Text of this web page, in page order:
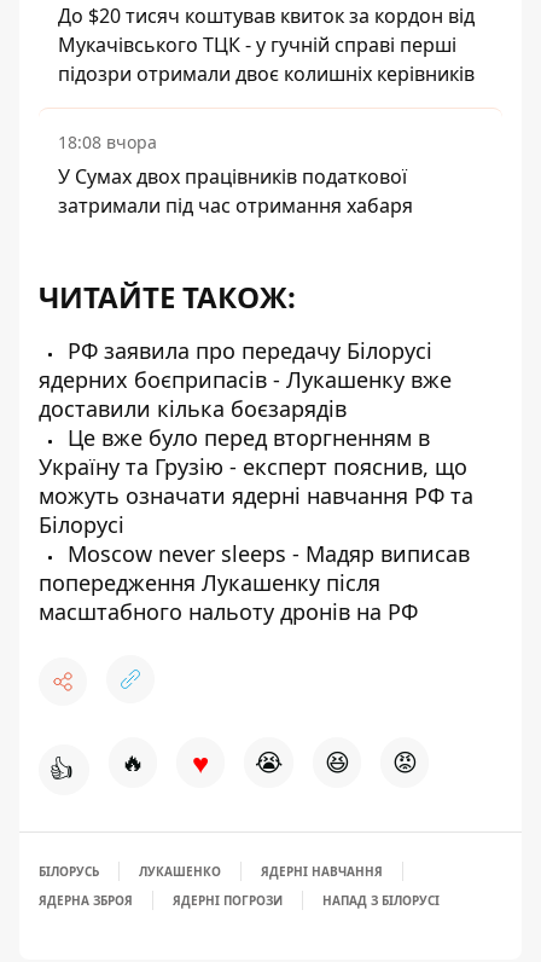
До $20 тисяч коштував квиток за кордон від
Мукачівського ТЦК - у гучній справі перші
підозри отримали двоє колишніх керівників
18:08 вчора
У Сумах двох працівників податкової
затримали під час отримання хабаря
ЧИТАЙТЕ ТАКОЖ:
РФ заявила про передачу Білорусі
ядерних боєприпасів - Лукашенку вже
доставили кілька боєзарядів
Це вже було перед вторгненням в
Україну та Грузію - експерт пояснив, що
можуть означати ядерні навчання РФ та
Білорусі
Moscow never sleeps - Мадяр виписав
попередження Лукашенку після
масштабного нальоту дронів на РФ
👍 🔥 ♥ 😭 😆 😡
БІЛОРУСЬ ЛУКАШЕНКО
ЯДЕРНІ НАВЧАННЯ
ЯДЕРНА ЗБРОЯ
ЯДЕРНІ ПОГРОЗИ НАПАД З БІЛОРУСІ